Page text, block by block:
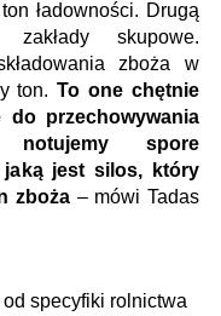
ładowności. Drugą
zakłady skupowe.
zboża w
ton.To one chętnie
przechowywania
notujemy spore
jaką jest silos, który
zboża – mówi Tadas
specyfiki rolnictwa